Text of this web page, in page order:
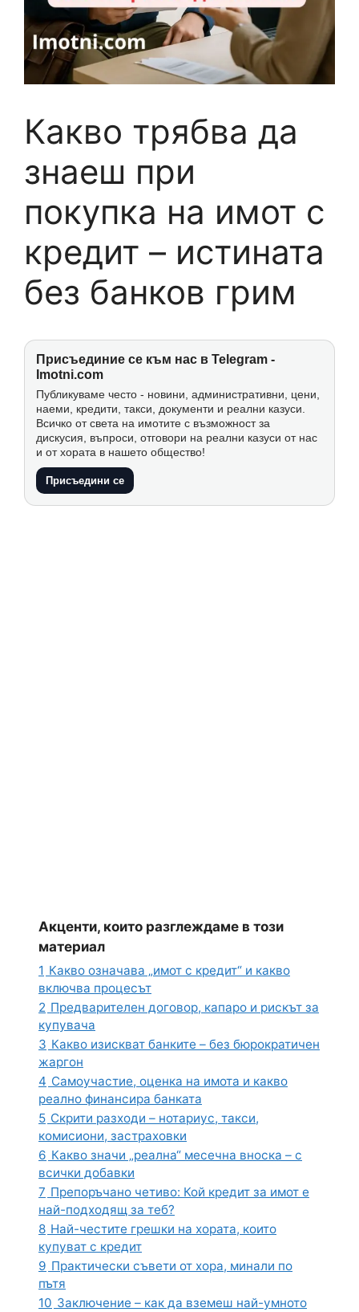
Какво трябва да
знаеш при
покупка на имот с
кредит – истината
без банков грим
Присъединие се към нас в Telegram -
Imotni.com
Публикуваме често - новини, административни, цени,
наеми, кредити, такси, документи и реални казуси.
Всичко от света на имотите с възможност за
дискусия, въпроси, отговори на реални казуси от нас
и от хората в нашето общество!
Присъедини се
Акценти, които разглеждаме в този
материал
1 Какво означава „имот с кредит“ и какво
включва процесът
2 Предварителен договор, капаро и рискът за
купувача
3 Какво изискват банките – без бюрократичен
жаргон
4 Самоучастие, оценка на имота и какво
реално финансира банката
5 Скрити разходи – нотариус, такси,
комисиони, застраховки
6 Какво значи „реална“ месечна вноска – с
всички добавки
7 Препоръчано четиво: Кой кредит за имот е
най-подходящ за теб?
8 Най-честите грешки на хората, които
купуват с кредит
9 Практически съвети от хора, минали по
пътя
10 Заключение – как да вземеш най-умното